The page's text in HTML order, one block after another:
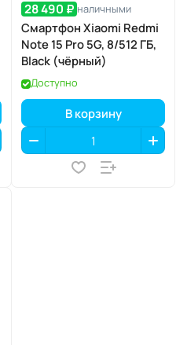
28 490 ₽ наличными
Смартфон Xiaomi Redmi
Note 15 Pro 5G, 8/512 ГБ,
Black (чёрный)
Доступно
В корзину